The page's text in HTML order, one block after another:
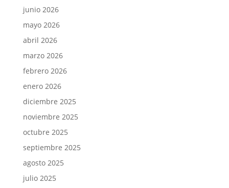
junio 2026
mayo 2026
abril 2026
marzo 2026
febrero 2026
enero 2026
diciembre 2025
noviembre 2025
octubre 2025
septiembre 2025
agosto 2025
julio 2025